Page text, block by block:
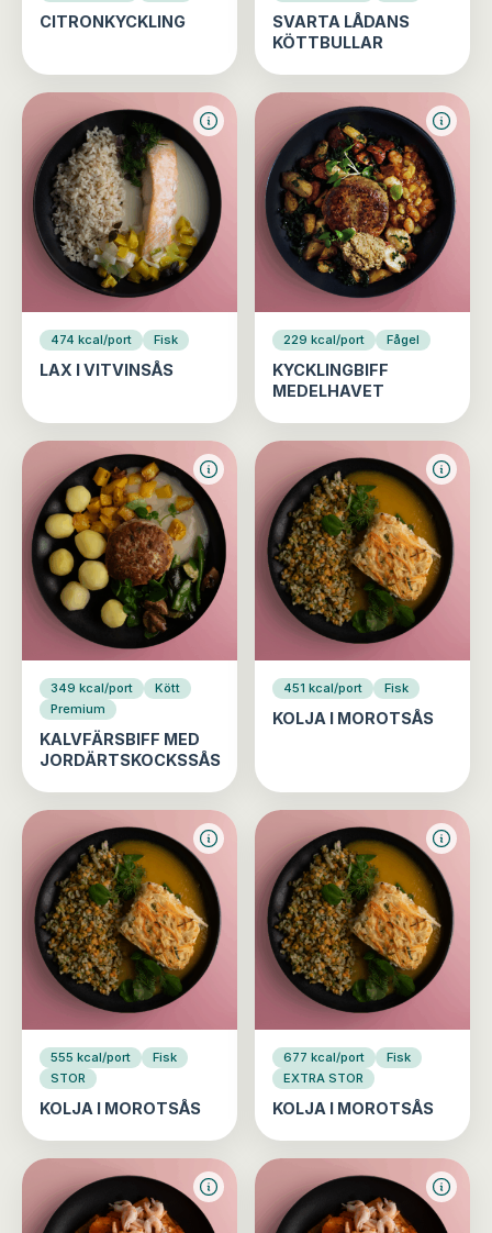
CITRONKYCKLING
SVARTA LÅDANS
KÖTTBULLAR
474 kcal/port Fisk
LAX I VITVINSÅS
229 kcal/port Fågel
KYCKLINGBIFF
MEDELHAVET
349 kcal/port
Kött
Premium
KALVFÄRSBIFF MED
JORDÄRTSKOCKSSÅS
451 kcal/port Fisk
KOLJA I MOROTSÅS
555 kcal/port
Fisk
STOR
KOLJA I MOROTSÅS
677 kcal/port
Fisk
EXTRA STOR
KOLJA I MOROTSÅS